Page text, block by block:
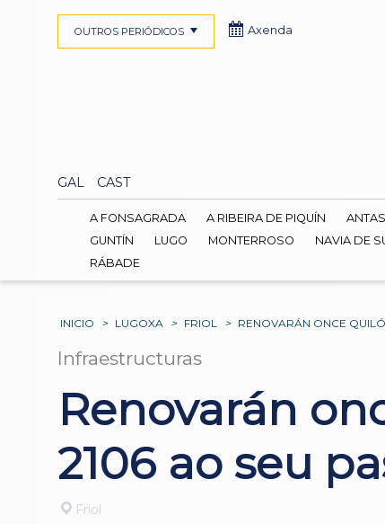
GAL CAST
OUTROS PERIÓDICOS Axenda
A FONSAGRADA A RIBEIRA DE PIQUÍN
GUNTÍN
LUGO MONTERROSO NAVIA DE
RÁBADE
INICIO > LUGOXA > FRIOL > RENOVARÁN ONCE
Infraestructuras
Renovarán
2106 ao seu
Friol